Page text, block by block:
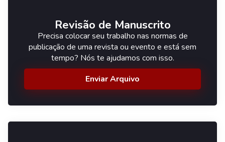
Revisão de Manuscrito
Precisa colocar seu trabalho nas normas de
publicação de uma revista ou evento e está sem
tempo? Nós te ajudamos com isso.
Enviar Arquivo